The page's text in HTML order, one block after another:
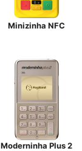
Minizinha NFC
Moderninha Plus 2